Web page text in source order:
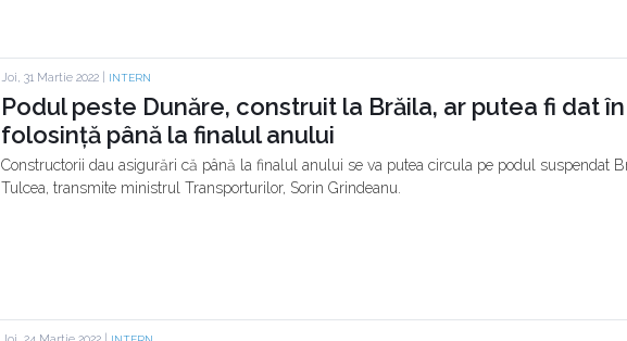
Joi, 31 Martie 2022 | INTERN
Podul peste Dunăre, construit la Brăila, ar putea fi dat în
folosință până la finalul anului
Constructorii dau asigurări că până la finalul anului se va putea circula pe podul suspendat
Tulcea, transmite ministrul Transporturilor, Sorin Grindeanu.